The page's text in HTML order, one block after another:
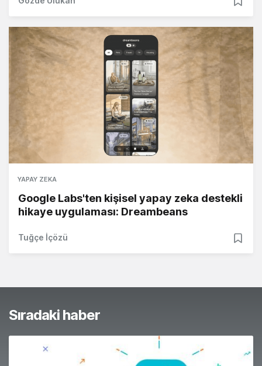
YAPAY ZEKA
Google Labs'ten kişisel yapay zeka destekli
hikaye uygulaması: Dreambeans
Tuğçe İçözü
Sıradaki haber